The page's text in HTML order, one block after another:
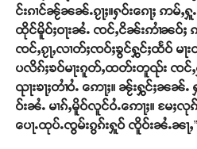
င်းၵၢင်ၼႂ်ၼၼ်ႉၵႂႃႈ။ႁဝ်းၵေႃႈ ဢမ်ႇႁူ
ထိုင်မိူဝ်ႈဝႃးၼႆႉ ၸင်ႇငိၼ်းဢၢႆၼဝ်ႈ
ၸင်ႇၵႂႃႇလၢတ်ႈၸဝ်ႈၶွင်ႁွင်ႈထႅဝ် မႃး
ပလိၵ်ႈၶဝ်မႃးၵူတ်ႇထတ်းတူၺ်း ၸင်ႇ
ၺႃးၶႃႈတၢႆဝႆႉ ဢေႃႈ။ ၼႂ်းႁွင်ႈၼၼ်
ဝ်းၼႆႉ မၢၵ်ႇမိူဝ်လူင်ဝႆႉဢေႃႈ။ မႄႈ
ပေႃႉထုပ်ႉၸွမ်းၵွၵ်းႁူဝ် ၸိူဝ်းၼႆႉၼႃႇ